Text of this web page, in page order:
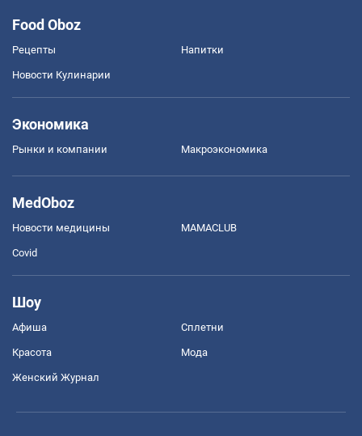
Food Oboz
Рецепты Напитки
Новости Кулинарии
Экономика
Рынки и компании Mакроэкономика
MedOboz
Новости медицины MAMACLUB
Covid
Шоу
Афиша Сплетни
Красота Мода
Женский Журнал